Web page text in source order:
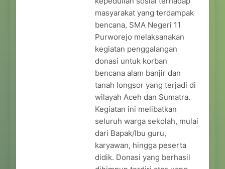
masyarakat yang terdampak
bencana, SMA Negeri 11
Purworejo melaksanakan
kegiatan penggalangan
donasi untuk korban
bencana alam banjir dan
tanah longsor yang terjadi di
wilayah Aceh dan Sumatra.
Kegiatan ini melibatkan
seluruh warga sekolah, mulai
dari Bapak/Ibu guru,
karyawan, hingga peserta
didik. Donasi yang berhasil